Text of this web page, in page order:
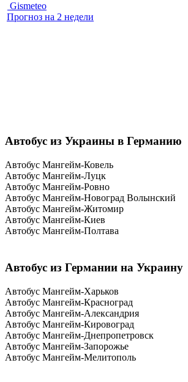
Gismeteo
Прогноз на 2 недели
Автобус из Украины в Германию
Автобус Мангейм-Ковель
Автобус Мангейм-Луцк
Автобус Мангейм-Ровно
Автобус Мангейм-Новоград Волынский
Автобус Мангейм-Житомир
Автобус Мангейм-Киев
Автобус Мангейм-Полтава
Автобус из Германии на Украину
Автобус Мангейм-Харьков
Автобус Мангейм-Красноград
Автобус Мангейм-Александрия
Автобус Мангейм-Кировоград
Автобус Мангейм-Днепропетровск
Автобус Мангейм-Запорожье
Автобус Мангейм-Мелитополь